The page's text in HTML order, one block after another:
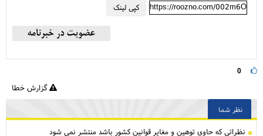
کپی لینک https://roozno.com/002m6O
0
گزارش خطا
نظر شما
نظراتی كه حاوی توهین و مغایر قوانین کشور باشد منتشر نمی شود